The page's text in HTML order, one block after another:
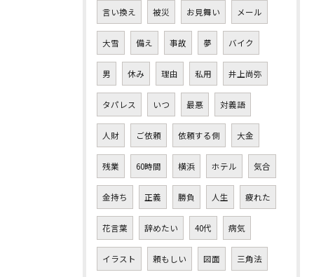
言い換え 被災 お見舞い メール
大雪 備え 事故 夢 バイク
男 休み 理由 私用 井上尚弥
タパレス いつ 最悪 対義語
人財 ご依頼 依頼する側 大金
残業 60時間 横浜 ホテル 気合
金持ち 正義 勝負 人生 疲れた
花言葉 辞めたい 40代 病気
イラスト 頼もしい 図面 三角法